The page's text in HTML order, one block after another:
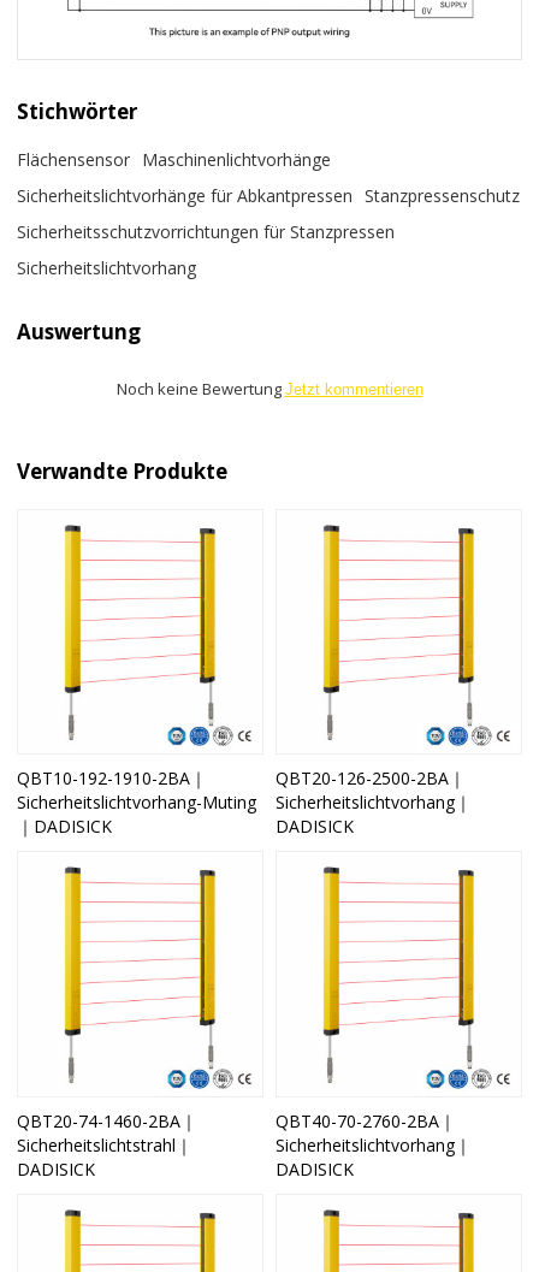
Stichwörter
Flächensensor Maschinenlichtvorhänge
Sicherheitslichtvorhänge für Abkantpressen
Stanzpressenschutz
Sicherheitsschutzvorrichtungen für Stanzpressen
Sicherheitslichtvorhang
Auswertung
Noch keine Bewertung Jetzt kommentieren
Verwandte Produkte
QBT10-192-1910-2BA｜
Sicherheitslichtvorhang-Muting
｜DADISICK
QBT20-126-2500-2BA｜
Sicherheitslichtvorhang｜
DADISICK
QBT20-74-1460-2BA｜
Sicherheitslichtstrahl｜
DADISICK
QBT40-70-2760-2BA｜
Sicherheitslichtvorhang｜
DADISICK